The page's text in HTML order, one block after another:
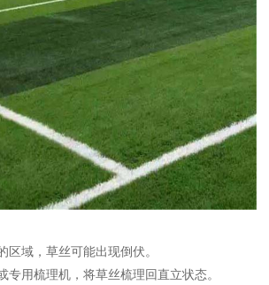
区域，草丝可能出现倒伏。
专用梳理机，将草丝梳理回直立状态。